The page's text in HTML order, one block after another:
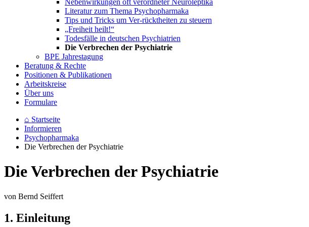
„Freiheit heilt!“
Todesfälle in deutschen Psychiatrien
Die Verbrechen der Psychiatrie
BPE Jahrestagung
Beratung & Rechte
Positionen & Publikationen
Arbeitskreise
Über uns
Formulare
⌂ Startseite
Informieren
Psychopharmaka
Die Verbrechen der Psychiatrie
Die Verbrechen der Psychiatrie
von Bernd Seiffert
1. Einleitung
Die Psychiatrie ist eine reine Ordnungsmacht. Sie stärkt Missstände und Unrecht in der